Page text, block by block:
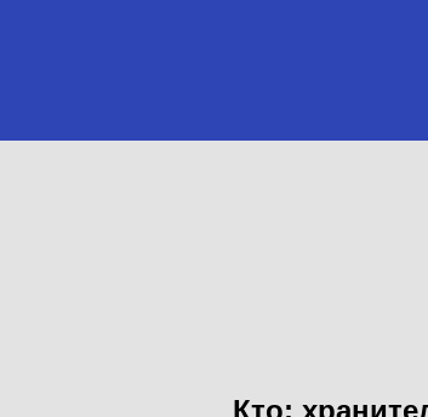
Кто: